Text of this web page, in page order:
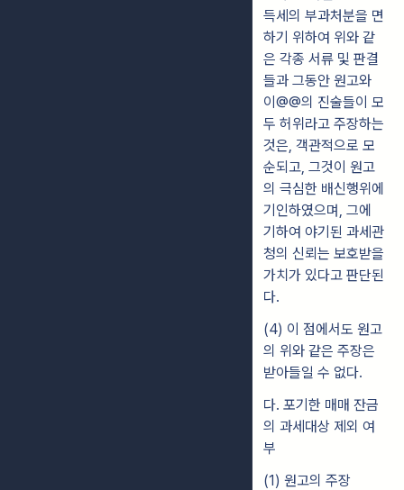
득세의 부과처분을 면
하기 위하여 위와 같
은 각종 서류 및 판결
들과 그동안 원고와
이@@의 진술들이 모
두 허위라고 주장하는
것은, 객관적으로 모
순되고, 그것이 원고
의 극심한 배신행위에
기인하였으며, 그에
기하여 야기된 과세관
청의 신뢰는 보호받을
가치가 있다고 판단된
다.
(4) 이 점에서도 원고
의 위와 같은 주장은
받아들일 수 없다.
다. 포기한 매매 잔금
의 과세대상 제외 여
부
(1) 원고의 주장